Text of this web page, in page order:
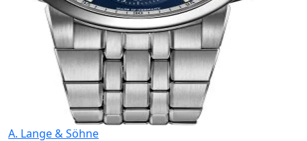
A. Lange & Söhne